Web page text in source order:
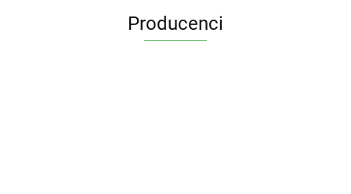
Producenci